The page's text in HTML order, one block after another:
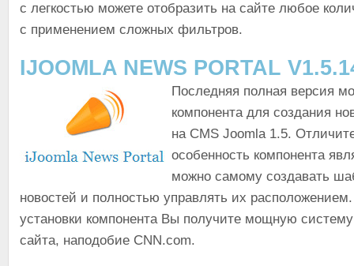
с легкостью можете отобразить на сайте любое
с применением сложных фильтров.
IJOOMLA NEWS PORTAL
Последняя полная версия
компонента для создания
на CMS Joomla 1.5.
особенность компонента
можно самому создавать
новостей и полностью управлять их
установки компонента Вы получите мощную систему
сайта, наподобие CNN.com.